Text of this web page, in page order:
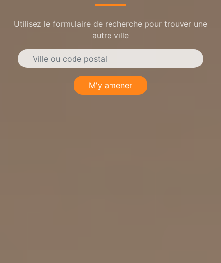
Utilisez le formulaire de recherche pour trouver une
autre ville
M'y amener